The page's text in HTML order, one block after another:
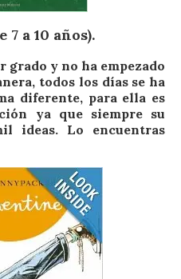
7 a 10 años).
grado y no ha empezado
todos los días se ha
diferente, para ella es
ya que siempre su
ideas. Lo encuentras